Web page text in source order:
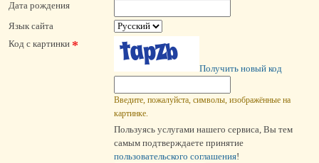
Дата рождения
Язык сайта
Код с картинки *
Получить новый код
Введите, пожалуйста, символы, изображённые на
картинке.
Пользуясь услугами нашего сервиса, Вы тем
самым подтверждаете принятие
пользовательского соглашения!